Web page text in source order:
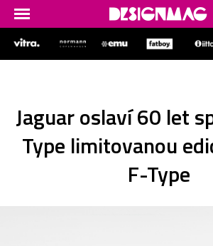
Jaguar oslaví 60 let
Type limitovanou
F-Type